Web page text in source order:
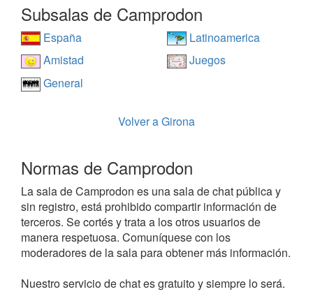
Subsalas de Camprodon
España
Latinoamerica
Amistad
Juegos
General
Volver a Girona
Normas de Camprodon
La sala de Camprodon es una sala de chat pública y
sin registro, está prohibido compartir información de
terceros. Se cortés y trata a los otros usuarios de
manera respetuosa. Comuníquese con los
moderadores de la sala para obtener más información.
Nuestro servicio de chat es gratuito y siempre lo será.